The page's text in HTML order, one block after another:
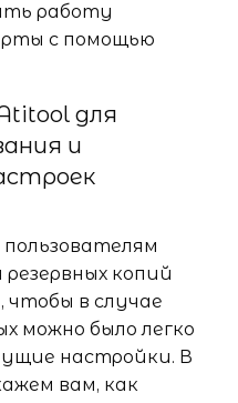
работу
с помощью
для
и
копий
чтобы в случае
можно было легко
настройки. В
вам, как